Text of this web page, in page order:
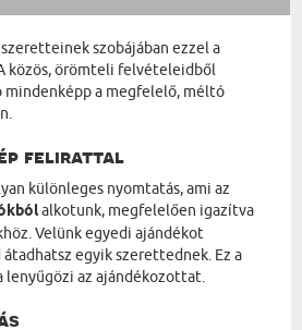
szobájában ezzel a
közös, örömteli felvételeidből
a megfelelő, méltó
felirattal
különleges nyomtatás, ami az
alkotunk, megfelelően igazítva
Velünk egyedi ajándékot
egyik szerettednek. Ez a
az ajándékozottat.